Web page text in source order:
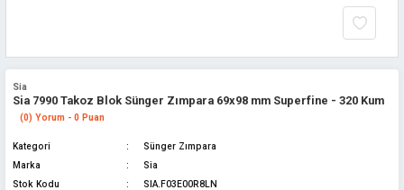
Sia
Sia 7990 Takoz Blok Sünger Zımpara 69x98 mm Superfine - 320 Kum
(0) Yorum - 0 Puan
Kategori
Sünger Zımpara
Marka
Sia
Stok Kodu
SIA.F03E00R8LN